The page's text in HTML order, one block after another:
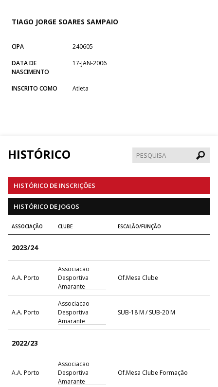
TIAGO JORGE SOARES SAMPAIO
CIPA
240605
DATA DE
NASCIMENTO
17-JAN-2006
INSCRITO COMO Atleta
HISTÓRICO
HISTÓRICO DE INSCRIÇÕES
HISTÓRICO DE JOGOS
ASSOCIAÇÃO CLUBE ESCALÃO/FUNÇÃO
2023/24
A.A. Porto
Associacao
Desportiva
Amarante
Of.Mesa Clube
A.A. Porto
Associacao
Desportiva
Amarante
SUB-18 M / SUB-20 M
2022/23
A.A. Porto
Associacao
Desportiva
Amarante
Of.Mesa Clube Formação